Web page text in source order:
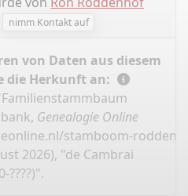
nimm Kontakt auf
von Daten aus diesem
die Herkunft an:
Genealogie Online
stamboom-
2026), "de Cambrai
????)".